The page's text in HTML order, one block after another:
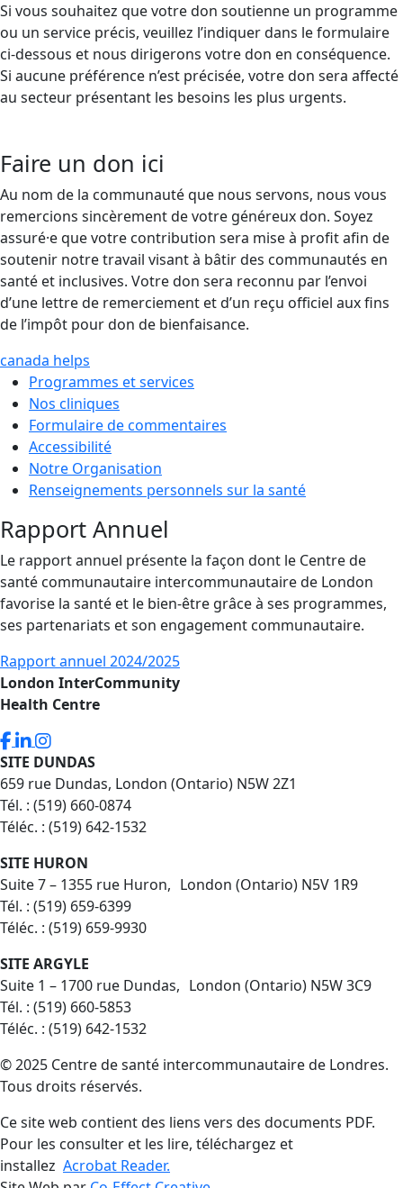
Si vous souhaitez que votre don soutienne un programme
ou un service précis, veuillez l’indiquer dans le formulaire
ci-dessous et nous dirigerons votre don en conséquence.
Si aucune préférence n’est précisée, votre don sera affecté
au secteur présentant les besoins les plus urgents.
Faire un don ici
Au nom de la communauté que nous servons, nous vous
remercions sincèrement de votre généreux don. Soyez
assuré·e que votre contribution sera mise à profit afin de
soutenir notre travail visant à bâtir des communautés en
santé et inclusives. Votre don sera reconnu par l’envoi
d’une lettre de remerciement et d’un reçu officiel aux fins
de l’impôt pour don de bienfaisance.
canada helps
Programmes et services
Nos cliniques
Formulaire de commentaires
Accessibilité
Notre Organisation
Renseignements personnels sur la santé
Rapport Annuel
Le rapport annuel présente la façon dont le Centre de
santé communautaire intercommunautaire de London
favorise la santé et le bien-être grâce à ses programmes,
ses partenariats et son engagement communautaire.
Rapport annuel 2024/2025
London InterCommunity
Health Centre
SITE DUNDAS
659 rue Dundas, London (Ontario) N5W 2Z1
Tél. : (519) 660-0874
Téléc. : (519) 642-1532
SITE HURON
Suite 7 – 1355 rue Huron, London (Ontario) N5V 1R9
Tél. : (519) 659-6399
Téléc. : (519) 659-9930
SITE ARGYLE
Suite 1 – 1700 rue Dundas, London (Ontario) N5W 3C9
Tél. : (519) 660-5853
Téléc. : (519) 642-1532
©2025 Centre de santé intercommunautaire de Londres.
Tous droits réservés.
Ce site web contient des liens vers des documents PDF.
Pour les consulter et les lire, téléchargez et
installez Acrobat Reader.